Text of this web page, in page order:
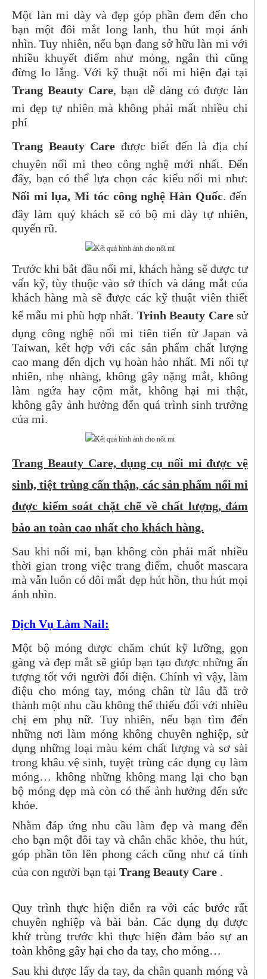
Một làn mi dày và đẹp góp phần đem đến cho
bạn một đôi mắt long lanh, thu hút mọi ánh
nhìn. Tuy nhiên, nếu bạn đang sở hữu làn mi với
nhiều khuyết điểm như mỏng, ngắn thì cũng
đừng lo lắng. Với kỹ thuật nối mi hiện đại tại
Trang Beauty Care, bạn dễ dàng có được làn
mi đẹp tự nhiên mà không phải mất nhiều chi
phí
Trang Beauty Care được biết đến là địa chỉ
chuyên nối mi theo công nghệ mới nhất. Đến
đây, bạn có thể lựa chọn các kiểu nối mi như:
Nối mi lụa, Mi tóc công nghệ Hàn Quốc. đến
đây làm quý khách sẽ có bộ mi dày tự nhiên,
quyến rũ.
Trước khi bắt đầu nối mi, khách hàng sẽ được tư
vấn kỹ, tùy thuộc vào sở thích và dáng mắt của
khách hàng mà sẽ được các kỹ thuật viên thiết
kế mẫu mi phù hợp nhất. Trinh Beauty Caresử
dụng công nghệ nối mi tiên tiến từ Japan và
Taiwan, kết hợp với các sản phẩm chất lượng
cao mang đến dịch vụ hoàn hảo nhất. Mi nối tự
nhiên, nhẹ nhàng, không gây nặng mắt, không
làm ngứa hay cộm mắt, không hại mi thật,
không gây ảnh hưởng đến quá trình sinh trưởng
của mi.
Trang Beauty Care, dụng cụ nối mi được vệ
sinh, tiệt trùng cẩn thận, các sản phẩm nối mi
được kiểm soát chặt chẽ về chất lượng, đảm
bảo an toàn cao nhất cho khách hàng.
Sau khi nối mi, bạn không còn phải mất nhiều
thời gian trong việc trang điểm, chuốt mascara
mà vẫn luôn có đôi mắt đẹp hút hồn, thu hút mọi
ánh nhìn.
Dịch Vụ Làm Nail:
Một bộ móng được chăm chút kỹ lưỡng, gọn
gàng và đẹp mắt sẽ giúp bạn tạo được những ấn
tượng tốt với người đối diện. Chính vì vậy, làm
điệu cho móng tay, móng chân từ lâu đã trở
thành một nhu cầu không thể thiếu đối với nhiều
chị em phụ nữ. Tuy nhiên, nếu bạn tìm đến
những nơi làm móng không chuyên nghiệp, sử
dụng những loại màu kém chất lượng và sơ sài
trong khâu vệ sinh, tuyệt trùng các dụng cụ làm
móng… không những không mang lại cho bạn
bộ móng đẹp mà còn có thể ảnh hưởng đến sức
khỏe.
Nhằm đáp ứng nhu cầu làm đẹp và mang đến
cho bạn một đôi tay và chân chắc khỏe, thu hút,
góp phần tôn lên phong cách cũng như cá tính
của con người bạn tại Trang Beauty Care .
Quy trình thực hiện diễn ra với các bước rất
chuyên nghiệp và bài bản. Các dụng dụ được
khử trùng trước khi thực hiện đảm bảo sự an
toàn không gây hại cho da tay, cho móng…
Sau khi được lấy da tay, da chân quanh móng và